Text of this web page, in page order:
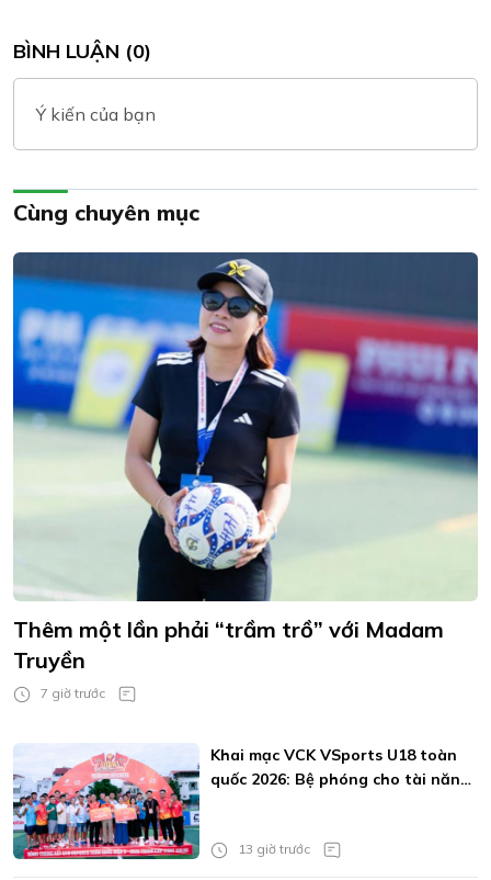
BÌNH LUẬN (0)
Ý kiến của bạn
Cùng chuyên mục
Thêm một lần phải “trầm trồ” với Madam
Truyền
7 giờ trước
Khai mạc VCK VSports U18 toàn
quốc 2026: Bệ phóng cho tài năng
13 giờ trước